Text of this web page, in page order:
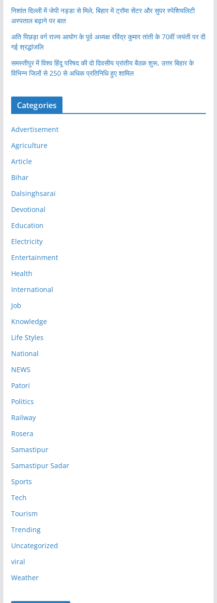
निशांत दिल्ली में जेपी नड्डा से मिले, बिहार में ट्रॉमा सेंटर और सुपर स्पेशियलिटी
अस्पताल बढ़ाने पर बात
अति पिछड़ा वर्ग राज्य आयोग के पूर्व अध्यक्ष रविंद्र कुमार तांती के 70वीं जयंती पर दी
गई श्रद्धांजलि
समस्तीपुर में विश्व हिंदू परिषद की दो दिवसीय प्रांतीय बैठक शुरू, उत्तर बिहार के
विभिन्न जिलों से 250 से अधिक प्रतिनिधि हुए शामिल
Categories
Advertisement
Agriculture
Article
Bihar
Dalsinghsarai
Devotional
Education
Electricity
Entertainment
Health
International
Job
Knowledge
Life Styles
National
NEWS
Patori
Politics
Railway
Rosera
Samastipur
Samastipur Sadar
Sports
Tech
Tourism
Trending
Uncategorized
viral
Weather